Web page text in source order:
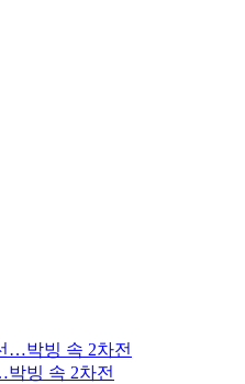
빙 속 2차전